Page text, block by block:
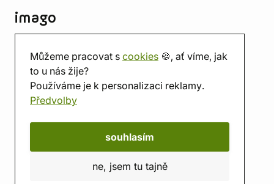
Můžeme pracovat s cookies 🍪, ať víme, jak
to u nás žije?
Používáme je k personalizaci reklamy.
Předvolby
souhlasím
ne, jsem tu tajně
imago
Prodejna
Herna
O nás
Hodnocení obchodu